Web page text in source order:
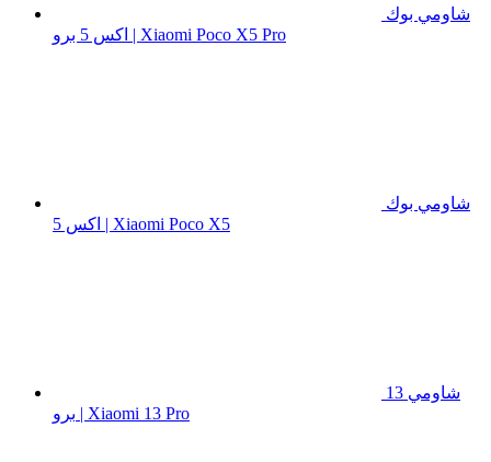
شاومي بوك
اكس 5 برو | Xiaomi Poco X5 Pro
شاومي بوك
اكس 5 | Xiaomi Poco X5
شاومي 13
برو | Xiaomi 13 Pro